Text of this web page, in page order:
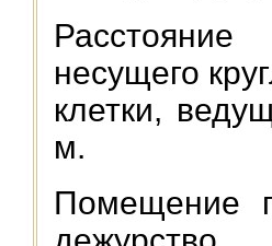
несущего
клетки,
м.
Помещение